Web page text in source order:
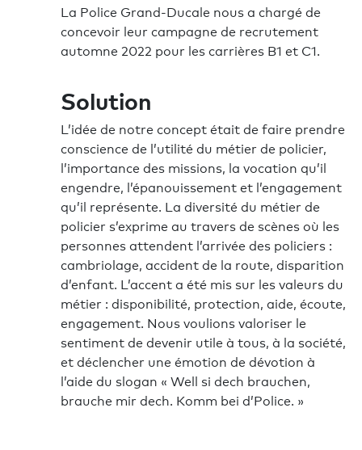
La Police Grand-Ducale nous a chargé de
concevoir leur campagne de recrutement
automne 2022 pour les carrières B1 et C1.
Solution
L’idée de notre concept était de faire prendre
conscience de l’utilité du métier de policier,
l’importance des missions, la vocation qu’il
engendre, l’épanouissement et l’engagement
qu’il représente. La diversité du métier de
policier s’exprime au travers de scènes où les
personnes attendent l’arrivée des policiers :
cambriolage, accident de la route, disparition
d’enfant. L’accent a été mis sur les valeurs du
métier : disponibilité, protection, aide, écoute,
engagement. Nous voulions valoriser le
sentiment de devenir utile à tous, à la société,
et déclencher une émotion de dévotion à
l’aide du slogan « Well si dech brauchen,
brauche mir dech. Komm bei d’Police. »